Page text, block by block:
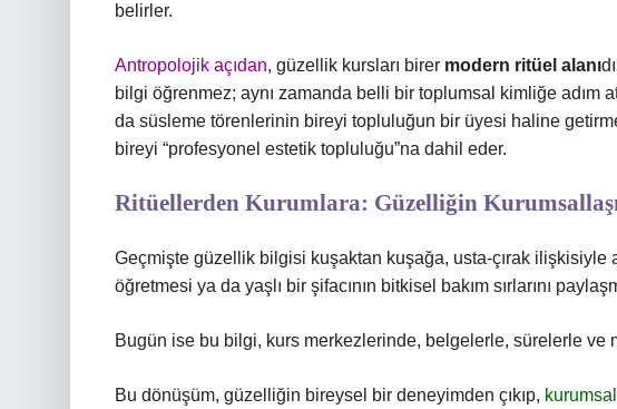
belirler.
Antropolojik açıdan, güzellik kursları birer modern ritüel alanı
bilgi öğrenmez; aynı zamanda belli bir toplumsal kimliğe adım
da süsleme törenlerinin bireyi topluluğun bir üyesi haline
bireyi “profesyonel estetik topluluğu”na dahil eder.
Ritüellerden Kurumlara: Güzelliğin
Geçmişte güzellik bilgisi kuşaktan kuşağa, usta-çırak ilişkisiyle
öğretmesi ya da yaşlı bir şifacının bitkisel bakım sırlarını
Bugün ise bu bilgi, kurs merkezlerinde, belgelerle, sürelerle ve
Bu dönüşüm, güzelliğin bireysel bir deneyimden çıkıp,